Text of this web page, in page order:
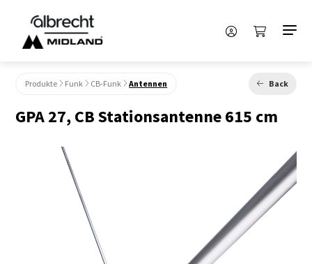
Produkte Funk CB-Funk Antennen Back
GPA 27, CB Stationsantenne 615 cm